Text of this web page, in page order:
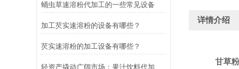
蛹虫草速溶粉代加工的一些常见设备
加工芡实速溶粉的设备有哪些？
芡实速溶粉的加工设备有哪些？
详情介绍
甘草粉